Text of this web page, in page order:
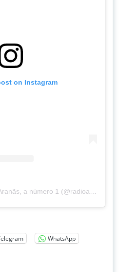
on Instagram
A post shared by Rádio Aranãs, a número 1 (@radioaranas)
WhatsApp